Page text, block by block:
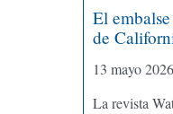
El
de
13 mayo 2026
La revista